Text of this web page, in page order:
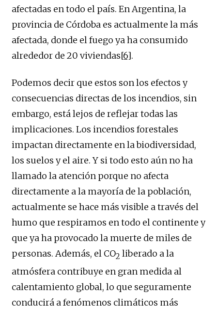
afectadas en todo el país. En Argentina, la
provincia de Córdoba es actualmente la más
afectada, donde el fuego ya ha consumido
alrededor de 20 viviendas[6].
Podemos decir que estos son los efectos y
consecuencias directas de los incendios, sin
embargo, está lejos de reflejar todas las
implicaciones. Los incendios forestales
impactan directamente en la biodiversidad,
los suelos y el aire. Y si todo esto aún no ha
llamado la atención porque no afecta
directamente a la mayoría de la población,
actualmente se hace más visible a través del
humo que respiramos en todo el continente y
que ya ha provocado la muerte de miles de
personas. Además, el CO2 liberado a la
atmósfera contribuye en gran medida al
calentamiento global, lo que seguramente
conducirá a fenómenos climáticos más